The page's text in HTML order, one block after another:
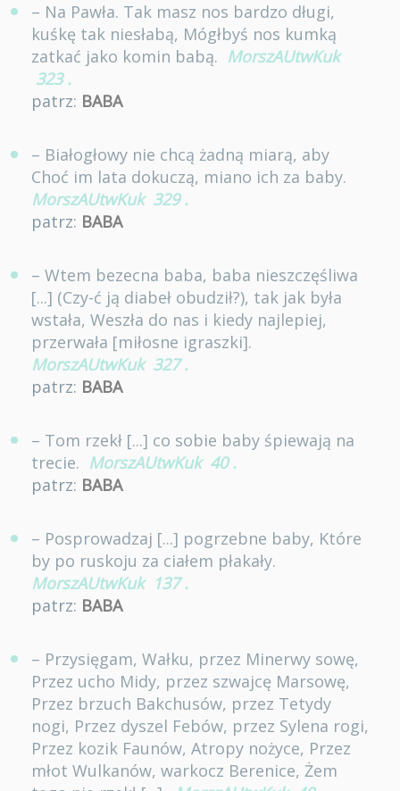
– Na Pawła. Tak masz nos bardzo długi,
kuśkę tak niesłabą, Mógłbyś nos kumką
zatkać jako komin babą. MorszAUtwKuk
323 .
patrz: BABA
– Białogłowy nie chcą żadną miarą, aby
Choć im lata dokuczą, miano ich za baby.
MorszAUtwKuk 329 .
patrz: BABA
– Wtem bezecna baba, baba nieszczęśliwa
[...] (Czy-ć ją diabeł obudził?), tak jak była
wstała, Weszła do nas i kiedy najlepiej,
przerwała [miłosne igraszki].
MorszAUtwKuk 327 .
patrz: BABA
– Tom rzekł [...] co sobie baby śpiewają na
trecie. MorszAUtwKuk 40 .
patrz: BABA
– Posprowadzaj [...] pogrzebne baby, Które
by po ruskoju za ciałem płakały.
MorszAUtwKuk 137 .
patrz: BABA
– Przysięgam, Wałku, przez Minerwy sowę,
Przez ucho Midy, przez szwajcę Marsowę,
Przez brzuch Bakchusów, przez Tetydy
nogi, Przez dyszel Febów, przez Sylena rogi,
Przez kozik Faunów, Atropy nożyce, Przez
młot Wulkanów, warkocz Berenice, Żem